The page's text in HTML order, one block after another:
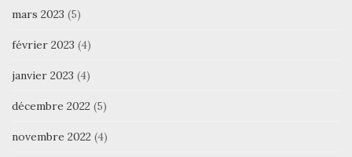
mars 2023 (5)
février 2023 (4)
janvier 2023 (4)
décembre 2022 (5)
novembre 2022 (4)